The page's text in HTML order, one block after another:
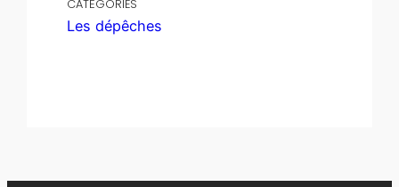
CATÉGORIES
Les dépêches